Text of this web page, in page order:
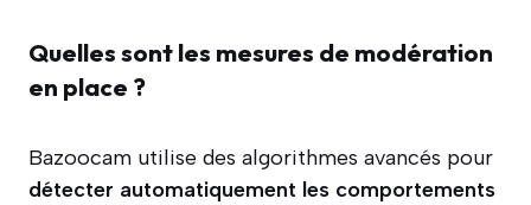
Quelles sont les mesures de modération
en place ?
Bazoocam utilise des algorithmes avancés pour
détecter automatiquement les comportements